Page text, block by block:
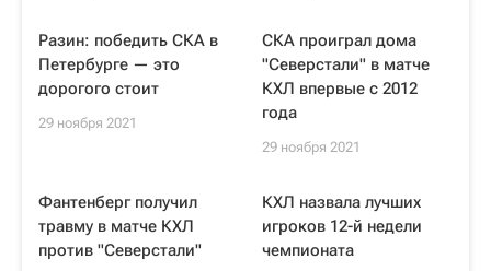
Разин: победить СКА в
Петербурге — это
дорогого стоит
29 ноября 2021
СКА проиграл дома
"Северстали" в матче
КХЛ впервые с 2012
года
29 ноября 2021
Фантенберг получил
травму в матче КХЛ
против "Северстали"
КХЛ назвала лучших
игроков 12-й недели
чемпионата